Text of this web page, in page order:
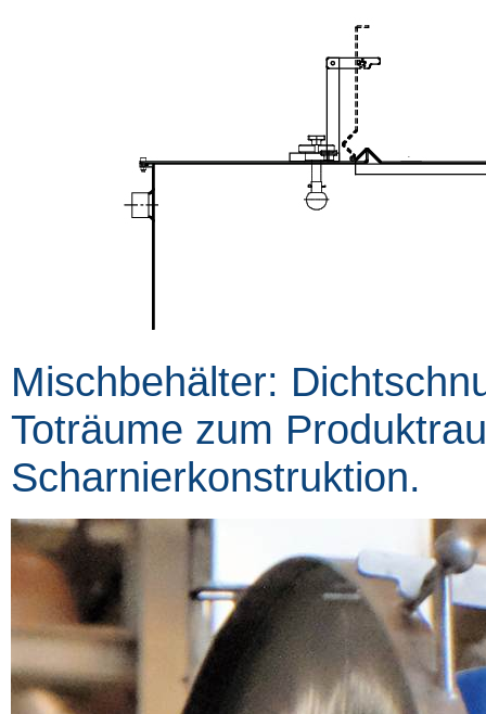
Mischbehälter:
Toträume zum
Scharnierkonstruktion.